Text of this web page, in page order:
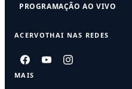
PROGRAMAÇÃO AO VIVO
ACERVOTHAI NAS REDES
MAIS